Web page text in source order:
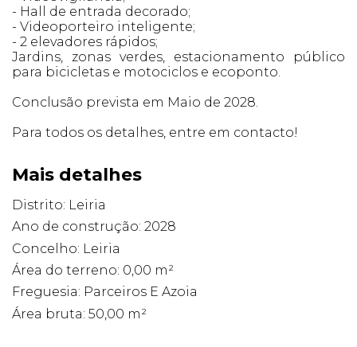
- Hall de entrada decorado;
- Videoporteiro inteligente;
- 2 elevadores rápidos;
Jardins, zonas verdes, estacionamento público
para bicicletas e motociclos e ecoponto.
Conclusão prevista em Maio de 2028.
Para todos os detalhes, entre em contacto!
Mais detalhes
Distrito: Leiria
Ano de construção: 2028
Concelho: Leiria
Área do terreno: 0,00 m²
Freguesia: Parceiros E Azoia
Área bruta: 50,00 m²